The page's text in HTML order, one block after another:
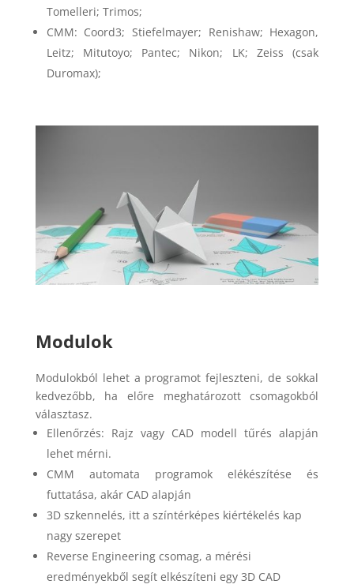
Tomelleri; Trimos;
CMM: Coord3; Stiefelmayer; Renishaw; Hexagon,
Leitz; Mitutoyo; Pantec; Nikon; LK; Zeiss (csak
Duromax);
Modulok
Modulokból lehet a programot fejleszteni, de sokkal
kedvezőbb, ha előre meghatározott csomagokból
választasz.
Ellenőrzés: Rajz vagy CAD modell tűrés alapján
lehet mérni.
CMM automata programok elékészítése és
futtatása, akár CAD alapján
3D szkennelés, itt a színtérképes kiértékelés kap
nagy szerepet
Reverse Engineering csomag, a mérési
eredményekből segít elkészíteni egy 3D CAD